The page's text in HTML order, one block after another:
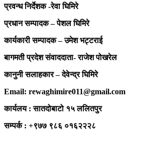
प्रवन्ध निर्देशक -रेवा घिमिरे
प्रधान सम्पादक – पेशल घिमिरे
कार्यकारी सम्पादक – उमेश भट्टराई
बागमती प्रदेश संवाददाता- राजेश पोखरेल
कानुनी सलाहकार – देवेन्द्र घिमिरे
Email: rewaghimire011@gmail.com
कार्यलय : सातदोबाटो १५ ललितपुर
सम्पर्क : +९७७ ९८६ ०१६२२२८